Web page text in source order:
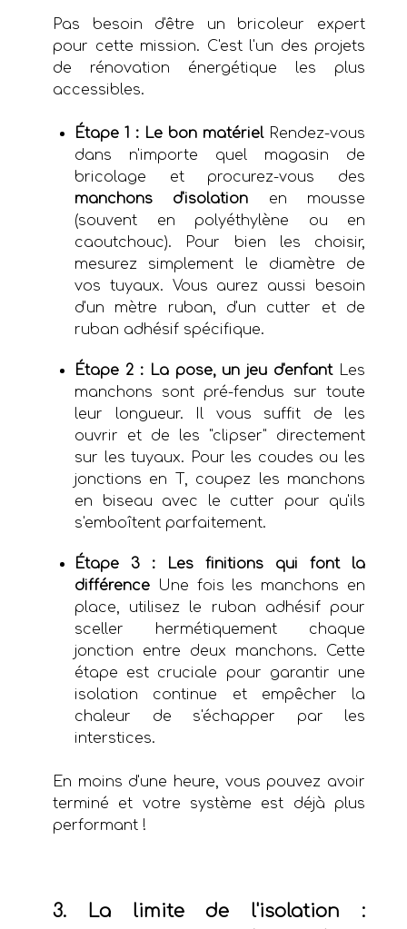
Pas besoin d'être un bricoleur expert
pour cette mission. C'est l'un des projets
de rénovation énergétique les plus
accessibles.
Étape 1 : Le bon matérielRendez-vous
dans n'importe quel magasin de
bricolage et procurez-vous des
manchons d'isolation en mousse
(souvent en polyéthylène ou en
caoutchouc). Pour bien les choisir,
mesurez simplement le diamètre de
vos tuyaux. Vous aurez aussi besoin
d'un mètre ruban, d'un cutter et de
ruban adhésif spécifique.
Étape 2 : La pose, un jeu d'enfantLes
manchons sont pré-fendus sur toute
leur longueur. Il vous suffit de les
ouvrir et de les "clipser" directement
sur les tuyaux. Pour les coudes ou les
jonctions en T, coupez les manchons
en biseau avec le cutter pour qu'ils
s'emboîtent parfaitement.
Étape 3 : Les finitions qui font la
différence Une fois les manchons en
place, utilisez le ruban adhésif pour
sceller hermétiquement chaque
jonction entre deux manchons. Cette
étape est cruciale pour garantir une
isolation continue et empêcher la
chaleur de s'échapper par les
interstices.
En moins d'une heure, vous pouvez avoir
terminé et votre système est déjà plus
performant !
3. La limite de l'isolation :